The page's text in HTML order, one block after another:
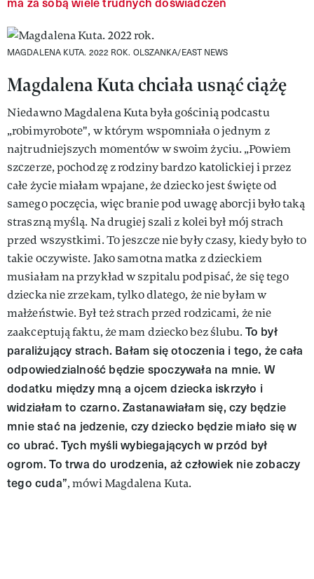
MAGDALENA KUTA. 2022 ROK. OLSZANKA/EAST NEWS
Magdalena Kuta chciała usnąć ciążę
Niedawno Magdalena Kuta była gościnią podcastu
„robimyrobote", w którym wspomniała o jednym z
najtrudniejszych momentów w swoim życiu. „Powiem
szczerze, pochodzę z rodziny bardzo katolickiej i przez
całe życie miałam wpajane, że dziecko jest święte od
samego poczęcia, więc branie pod uwagę aborcji było taką
straszną myślą. Na drugiej szali z kolei był mój strach
przed wszystkimi. To jeszcze nie były czasy, kiedy było to
takie oczywiste. Jako samotna matka z dzieckiem
musiałam na przykład w szpitalu podpisać, że się tego
dziecka nie zrzekam, tylko dlatego, że nie byłam w
małżeństwie. Był też strach przed rodzicami, że nie
zaakceptują faktu, że mam dziecko bez ślubu. To był
paraliżujący strach. Bałam się otoczenia i tego, że cała
odpowiedzialność będzie spoczywała na mnie. W
dodatku między mną a ojcem dziecka iskrzyło i
widziałam to czarno. Zastanawiałam się, czy będzie
mnie stać na jedzenie, czy dziecko będzie miało się w
co ubrać. Tych myśli wybiegających w przód był
ogrom. To trwa do urodzenia, aż człowiek nie zobaczy
tego cuda”, mówi Magdalena Kuta.